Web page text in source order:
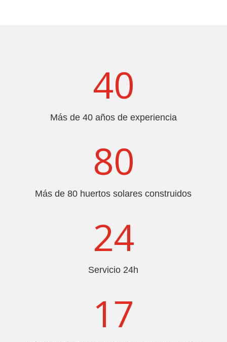
40
Más de 40 años de experiencia
80
Más de 80 huertos solares construidos
24
Servicio 24h
17